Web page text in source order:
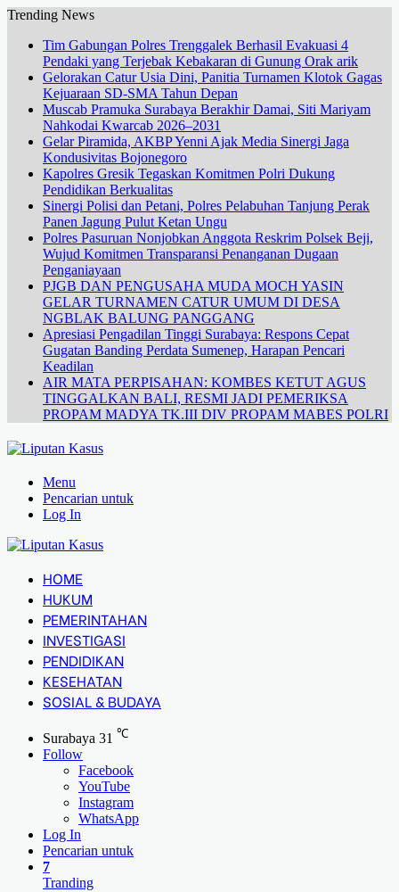
Trending News
Tim Gabungan Polres Trenggalek Berhasil Evakuasi 4
Pendaki yang Terjebak Kebakaran di Gunung Orak arik
Gelorakan Catur Usia Dini, Panitia Turnamen Klotok Gagas
Kejuaraan SD-SMA Tahun Depan
Muscab Pramuka Surabaya Berakhir Damai, Siti Mariyam
Nahkodai Kwarcab 2026–2031
Gelar Piramida, AKBP Yenni Ajak Media Sinergi Jaga
Kondusivitas Bojonegoro
Kapolres Gresik Tegaskan Komitmen Polri Dukung
Pendidikan Berkualitas
Sinergi Polisi dan Petani, Polres Pelabuhan Tanjung Perak
Panen Jagung Pulut Ketan Ungu
Polres Pasuruan Nonjobkan Anggota Reskrim Polsek Beji,
Wujud Komitmen Transparansi Penanganan Dugaan
Penganiayaan
PJGB DAN PENGUSAHA MUDA MOCH YASIN
GELAR TURNAMEN CATUR UMUM DI DESA
NGBLAK BALUNG PANGGANG
Apresiasi Pengadilan Tinggi Surabaya: Respons Cepat
Gugatan Banding Perdata Sumenep, Harapan Pencari
Keadilan
AIR MATA PERPISAHAN: KOMBES KETUT AGUS
TINGGALKAN BALI, RESMI JADI PEMERIKSA
PROPAM MADYA TK.III DIV PROPAM MABES POLRI
Menu
Pencarian untuk
Log In
HOME
HUKUM
PEMERINTAHAN
INVESTIGASI
PENDIDIKAN
KESEHATAN
SOSIAL & BUDAYA
Surabaya 31 ℃
Follow
Facebook
YouTube
Instagram
WhatsApp
Log In
Pencarian untuk
7
Tranding